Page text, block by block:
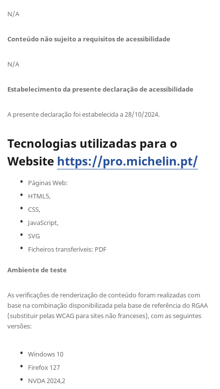
N/A
Conteúdo não sujeito a requisitos de acessibilidade
N/A
Estabelecimento da presente declaração de acessibilidade
A presente declaração foi estabelecida a 28/10/2024.
Tecnologias utilizadas para o
Website https://pro.michelin.pt/
Páginas Web:
HTML5,
CSS,
JavaScript,
SVG
Ficheiros transferíveis: PDF
Ambiente de teste
As verificações de renderização de conteúdo foram realizadas com
base na combinação disponibilizada pela base de referência do RGAA
(substituir pelas WCAG para sites não franceses), com as seguintes
versões:
Windows 10
Firefox 127
NVDA 2024,2